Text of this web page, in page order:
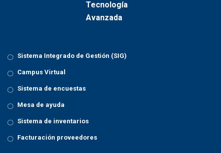
Sistema Integrado de Gestión (SIG)
Campus Virtual
Sistema de encuestas
Mesa de ayuda
Sistema de inventarios
Facturación proveedores